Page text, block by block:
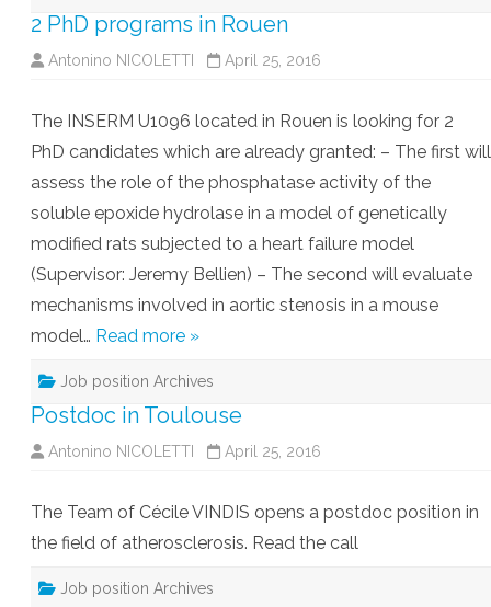
2 PhD programs in Rouen
Antonino NICOLETTI April 25, 2016
The INSERM U1096 located in Rouen is looking for 2
PhD candidates which are already granted: – The first will
assess the role of the phosphatase activity of the
soluble epoxide hydrolase in a model of genetically
modified rats subjected to a heart failure model
(Supervisor: Jeremy Bellien) – The second will evaluate
mechanisms involved in aortic stenosis in a mouse
model… Read more »
Job position Archives
Postdoc in Toulouse
Antonino NICOLETTI April 25, 2016
The Team of Cécile VINDIS opens a postdoc position in
the field of atherosclerosis. Read the call
Job position Archives